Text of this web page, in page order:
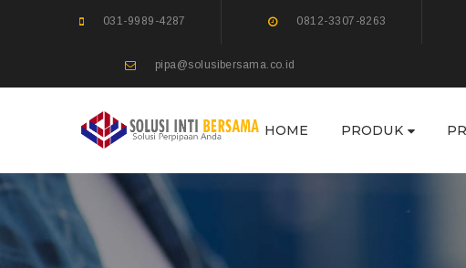
031-9989-4287 0812-3307-8263
pipa@solusibersama.co.id
HOME PRODUK